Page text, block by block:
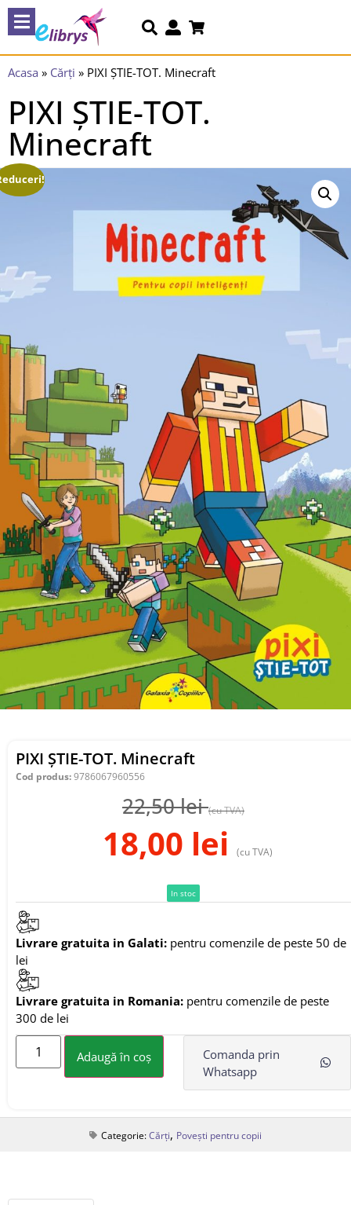
Acasa » Cărți » PIXI ȘTIE-TOT. Minecraft
PIXI ȘTIE-TOT.
Minecraft
PIXI ȘTIE-TOT. Minecraft
Cod produs:9786067960556
22,50lei (cu TVA)
18,00 lei (cu TVA)
In stoc
Livrare gratuita in Galati: pentru comenzile de peste 50 de
lei
Livrare gratuita in Romania: pentru comenzile de peste
300 de lei
Adaugă în coș
Comanda prin
Whatsapp
Categorie:Cărți, Povești pentru copii